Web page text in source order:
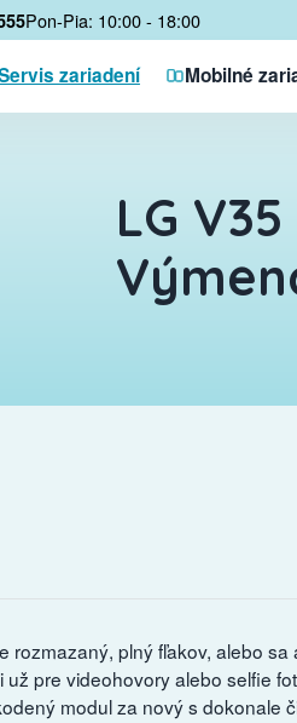
Pon-Pia: 10:00 - 18:00
zariadení Mobilné
LG
rozmazaný, plný fľakov, alebo sa
pre videohovory alebo selfie
modul za nový s dokonale